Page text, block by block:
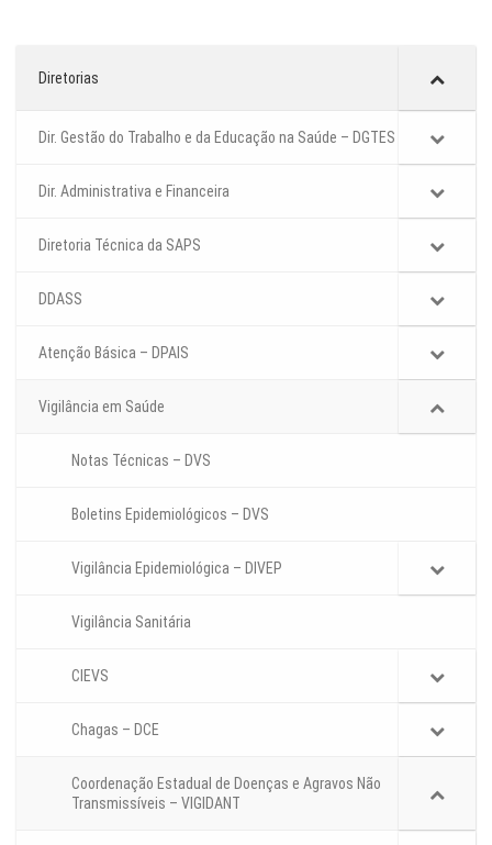
Diretorias
Dir. Gestão do Trabalho e da Educação na Saúde – DGTES
Dir. Administrativa e Financeira
Diretoria Técnica da SAPS
DDASS
Atenção Básica – DPAIS
Vigilância em Saúde
Notas Técnicas – DVS
Boletins Epidemiológicos – DVS
Vigilância Epidemiológica – DIVEP
Vigilância Sanitária
CIEVS
Chagas – DCE
Coordenação Estadual de Doenças e Agravos Não
Transmissíveis – VIGIDANT